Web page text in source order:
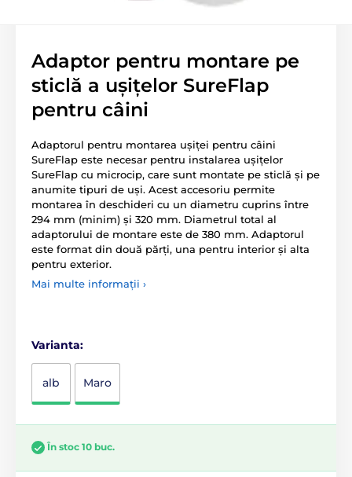
Adaptor pentru montare pe
sticlă a ușițelor SureFlap
pentru câini
Adaptorul pentru montarea ușiței pentru câini
SureFlap este necesar pentru instalarea ușițelor
SureFlap cu microcip, care sunt montate pe sticlă și pe
anumite tipuri de uși. Acest accesoriu permite
montarea în deschideri cu un diametru cuprins între
294 mm (minim) și 320 mm. Diametrul total al
adaptorului de montare este de 380 mm. Adaptorul
este format din două părți, una pentru interior și alta
pentru exterior.
Mai multe informații ›
Varianta:
alb Maro
În stoc 10 buc.